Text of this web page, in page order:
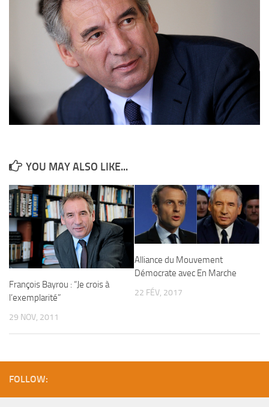
YOU MAY ALSO LIKE...
François Bayrou : “Je crois à
l’exemplarité”
29 NOV, 2011
Alliance du Mouvement
Démocrate avec En Marche
22 FÉV, 2017
FOLLOW: